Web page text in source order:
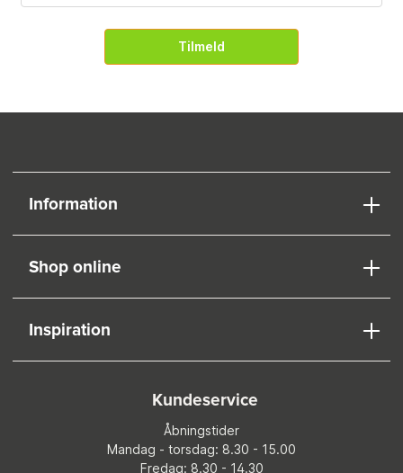
Tilmeld
Information
Shop online
Inspiration
Kundeservice
Åbningstider
Mandag - torsdag: 8.30 - 15.00
Fredag: 8.30 - 14.30